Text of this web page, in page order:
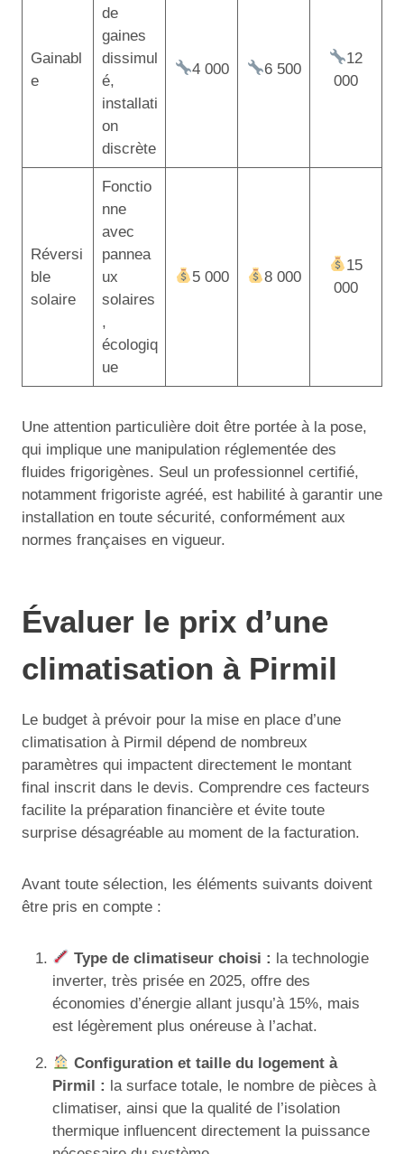
Gainabl
e
de
gaines
dissimul
é,
installati
on
discrète
4 000 6 500
12
000
Réversi
ble
solaire
Fonctio
nne
avec
pannea
ux
solaires
,
écologiq
ue
5 000 8 000
15
000
Une attention particulière doit être portée à la pose,
qui implique une manipulation réglementée des
fluides frigorigènes. Seul un professionnel certifié,
notamment frigoriste agréé, est habilité à garantir une
installation en toute sécurité, conformément aux
normes françaises en vigueur.
Évaluer le prix d’une
climatisation à Pirmil
Le budget à prévoir pour la mise en place d’une
climatisation à Pirmil dépend de nombreux
paramètres qui impactent directement le montant
final inscrit dans le devis. Comprendre ces facteurs
facilite la préparation financière et évite toute
surprise désagréable au moment de la facturation.
Avant toute sélection, les éléments suivants doivent
être pris en compte :
Type de climatiseur choisi : la technologie
inverter, très prisée en 2025, offre des
économies d’énergie allant jusqu’à 15%, mais
est légèrement plus onéreuse à l’achat.
Configuration et taille du logement à
Pirmil : la surface totale, le nombre de pièces à
climatiser, ainsi que la qualité de l’isolation
thermique influencent directement la puissance